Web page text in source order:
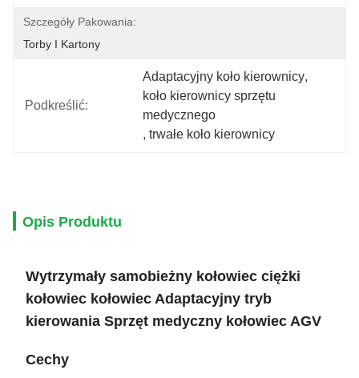
Szczegóły Pakowania:
Torby I Kartony
Podkreślić:
Adaptacyjny koło kierownicy,
koło kierownicy sprzętu
medycznego
, trwałe koło kierownicy
Opis Produktu
Wytrzymały samobieżny kołowiec ciężki
kołowiec kołowiec Adaptacyjny tryb
kierowania Sprzęt medyczny kołowiec AGV
Cechy